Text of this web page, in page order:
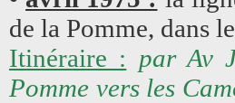
de la Pomme, dans
Itinéraire : par Av
Pomme vers les